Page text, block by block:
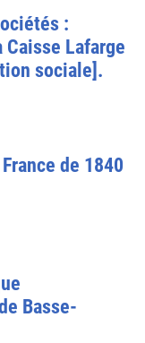
:
Lafarge
sociale].
de 1840
Basse-